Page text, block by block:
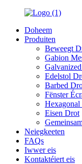
Doheem
Produiten
Beweegt
Gabion
Edelstol
Barbed
Fënster
Hexagonal
Eisen Drot
Neiegkeeten
FAQs
Iwwer eis
Kontaktéiert eis